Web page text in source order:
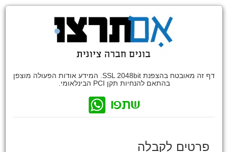
דף זה מאובטח בהצפנת SSL 2048bit. המידע אודות הפעולה מוצפן
בהתאם להנחיות תקן PCI הבינלאומי.
פרטים לקבלה